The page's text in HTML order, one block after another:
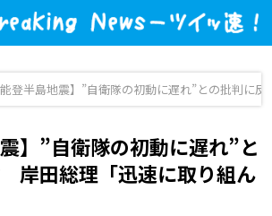
能登半島地震】”自衛隊の初動に遅れ”との批判に
震】”自衛隊の初動に遅れ”と
岸田総理「迅速に取り組ん